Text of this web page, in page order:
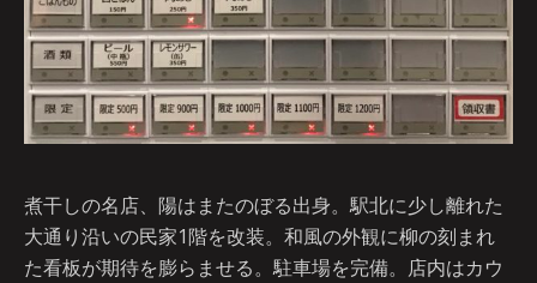
煮干しの名店、陽はまたのぼる出身。駅北に少し離れた
大通り沿いの民家1階を改装。和風の外観に柳の刻まれ
た看板が期待を膨らませる。駐車場を完備。店内はカウ